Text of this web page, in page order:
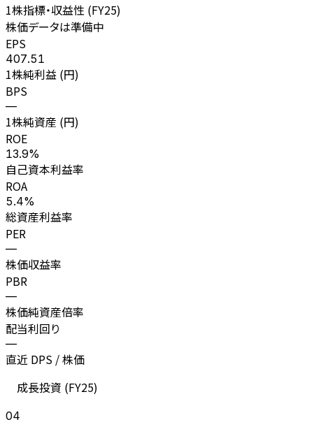
1株指標・収益性 (FY25)
株価データは準備中
EPS
407.51
1株純利益 (円)
BPS
—
1株純資産 (円)
ROE
13.9%
自己資本利益率
ROA
5.4%
総資産利益率
PER
—
株価収益率
PBR
—
株価純資産倍率
配当利回り
—
直近 DPS / 株価
成長投資 (FY25)
04